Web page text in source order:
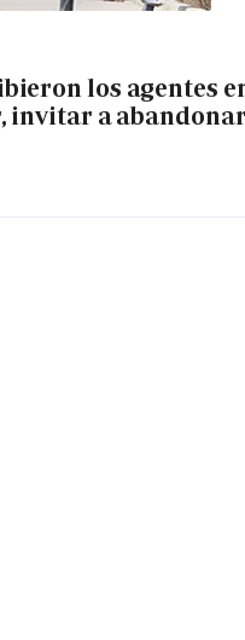
los agentes
invitar a